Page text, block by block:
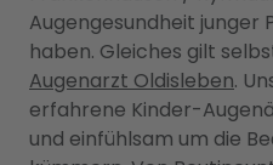
Augengesundheit junger
haben. Gleiches gilt
Augenarzt Oldisleben.
erfahrene Kinder-
und einfühlsam um die